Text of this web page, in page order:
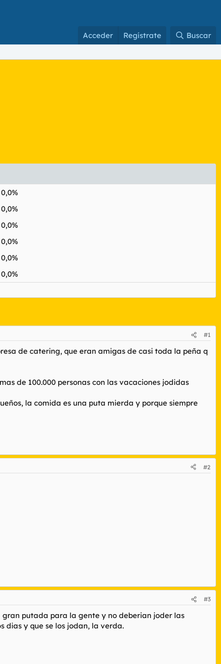
Acceder Regístrate Buscar
0,0%
0,0%
0,0%
0,0%
0,0%
0,0%
#1
de catering, que eran amigas de casi toda la peña q
de 100.000 personas con las vacaciones jodidas
la comida es una puta mierda y porque siempre
#2
#3
gran putada para la gente y no deberian joder las
dias y que se los jodan, la verda.